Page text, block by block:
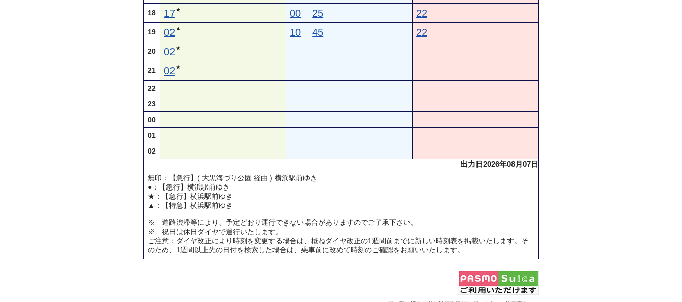
18 17★ 00 25 22
19 02 ▲ 10 45 22
20 02 ★
21 02 ★
22
23
00
01
02
出力日2026年08月07日
無印：【急行】( 大黒海づり公園 経由 ) 横浜駅前ゆき
●：【急行】横浜駅前ゆき
★：【急行】横浜駅前ゆき
▲：【特急】横浜駅前ゆき
※ 道路渋滞等により、予定どおり運行できない場合がありますのでご了承下さい。
※ 祝日は休日ダイヤで運行いたします。
ご注意：ダイヤ改正により時刻を変更する場合は、概ねダイヤ改正の1週間前までに新しい時刻表を掲載いたします。そ
のため、1週間以上先の日付を検索した場合は、乗車前に改めて時刻のご確認をお願いいたします。